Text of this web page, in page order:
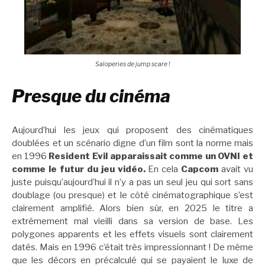
Saloperies de jump scare !
Presque du cinéma
Aujourd’hui les jeux qui proposent des cinématiques
doublées et un scénario digne d’un film sont la norme mais
en 1996 Resident Evil apparaissait comme un OVNI et
comme le futur du jeu vidéo. En cela Capcomavait vu
juste puisqu’aujourd’hui il n’y a pas un seul jeu qui sort sans
doublage (ou presque) et le côté cinématographique s’est
clairement amplifié. Alors bien sûr, en 2025 le titre a
extrêmement mal vieilli dans sa version de base. Les
polygones apparents et les effets visuels sont clairement
datés. Mais en 1996 c’était très impressionnant ! De même
que les décors en précalculé qui se payaient le luxe de